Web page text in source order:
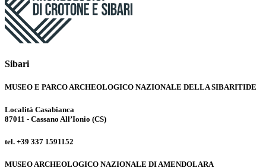
Sibari
MUSEO E PARCO ARCHEOLOGICO NAZIONALE DELLA SIBARITIDE
Località Casabianca
87011 - Cassano All’Ionio (CS)
tel. +39 337 1591152
MUSEO ARCHEOLOGICO NAZIONALE DI AMENDOLARA